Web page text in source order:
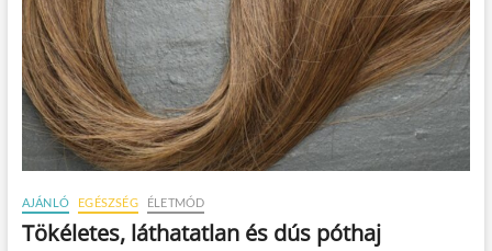
AJÁNLÓ EGÉSZSÉG ÉLETMÓD
Tökéletes, láthatatlan és dús póthaj